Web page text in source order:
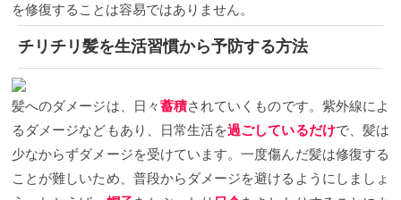
を修復することは容易ではありません。
チリチリ髪を生活習慣から予防する方法
髪へのダメージは、日々蓄積されていくものです。紫外線によ
るダメージなどもあり、日常生活を過ごしているだけで、髪は
少なからずダメージを受けています。一度傷んだ髪は修復する
ことが難しいため、普段からダメージを避けるようにしましょ